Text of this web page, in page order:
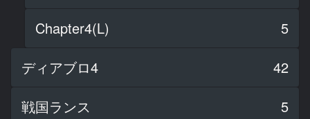
Chapter4(L)
5
ディアブロ4
42
戦国ランス
5